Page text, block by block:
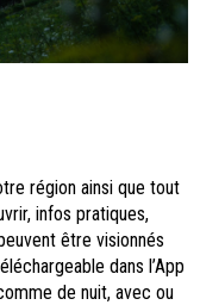
région ainsi que tout
infos pratiques,
être visionnés
dans l’App
de nuit, avec ou